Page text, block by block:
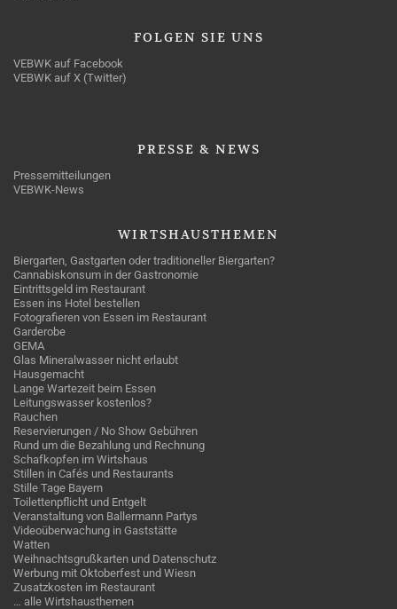
FOLGEN SIE UNS
VEBWK auf Facebook
VEBWK auf X (Twitter)
PRESSE & NEWS
Pressemitteilungen
VEBWK-News
WIRTSHAUSTHEMEN
Biergarten, Gastgarten oder traditioneller Biergarten?
Cannabiskonsum in der Gastronomie
Eintrittsgeld im Restaurant
Essen ins Hotel bestellen
Fotografieren von Essen im Restaurant
Garderobe
GEMA
Glas Mineralwasser nicht erlaubt
Hausgemacht
Lange Wartezeit beim Essen
Leitungswasser kostenlos?
Rauchen
Reservierungen / No Show Gebühren
Rund um die Bezahlung und Rechnung
Schafkopfen im Wirtshaus
Stillen in Cafés und Restaurants
Stille Tage Bayern
Toilettenpflicht und Entgelt
Veranstaltung von Ballermann Partys
Videoüberwachung in Gaststätte
Watten
Weihnachtsgrußkarten und Datenschutz
Werbung mit Oktoberfest und Wiesn
Zusatzkosten im Restaurant
… alle Wirtshausthemen